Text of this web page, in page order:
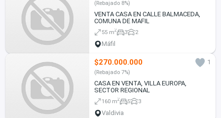
(Rebajado 8%)
VENTA CASA EN CALLE BALMACEDA,
COMUNA DE MAFIL
55 m2 3 2
Máfil
$270.000.000 1
(Rebajado 7%)
CASA EN VENTA, VILLA EUROPA,
SECTOR REGIONAL
160 m2 5 3
Valdivia